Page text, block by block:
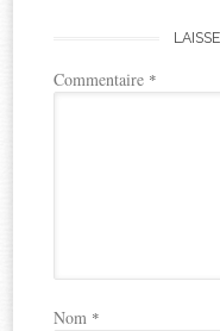
Commentaire *
Nom *